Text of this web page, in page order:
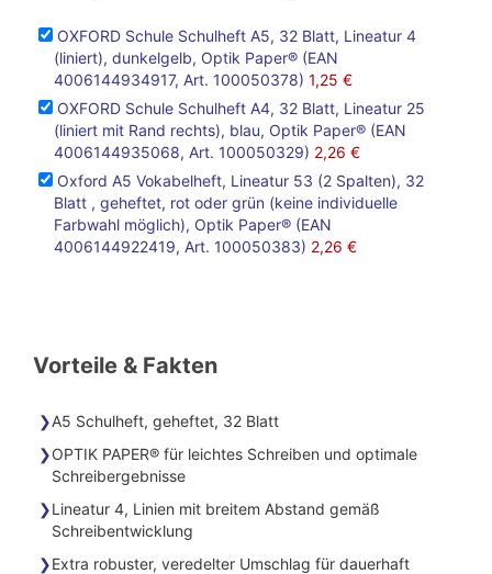
OXFORD Schule Schulheft A5, 32 Blatt, Lineatur 4
(liniert), dunkelgelb, Optik Paper® (EAN
4006144934917, Art. 100050378) 1,25 €
OXFORD Schule Schulheft A4, 32 Blatt, Lineatur 25
(liniert mit Rand rechts), blau, Optik Paper® (EAN
4006144935068, Art. 100050329) 2,26 €
Oxford A5 Vokabelheft, Lineatur 53 (2 Spalten), 32
Blatt , geheftet, rot oder grün (keine individuelle
Farbwahl möglich), Optik Paper® (EAN
4006144922419, Art. 100050383) 2,26 €
Vorteile & Fakten
A5 Schulheft, geheftet, 32 Blatt
OPTIK PAPER® für leichtes Schreiben und optimale
Schreibergebnisse
Lineatur 4, Linien mit breitem Abstand gemäß
Schreibentwicklung
Extra robuster, veredelter Umschlag für dauerhaft